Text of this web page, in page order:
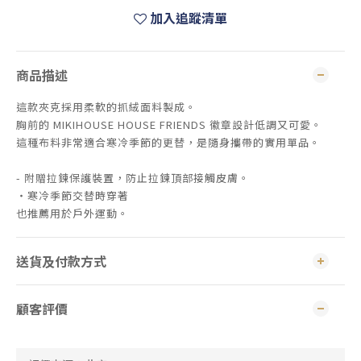
加入追蹤清單
商品描述
這款夾克採用柔軟的抓絨面料製成。
胸前的 MIKIHOUSE HOUSE FRIENDS 徽章設計低調又可愛。
這種布料非常適合寒冷季節的更替，是隨身攜帶的實用單品。
- 附贈拉鍊保護裝置，防止拉鍊頂部接觸皮膚。
・寒冷季節交替時穿著
也推薦用於戶外運動。
送貨及付款方式
顧客評價